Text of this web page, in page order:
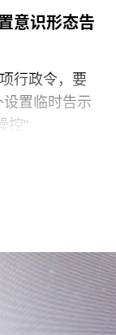
意识形态告
行政令，要
置临时告示
控”
步升级。他
普持续抨击
162页的报